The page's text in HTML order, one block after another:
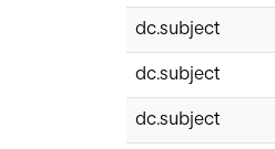
dc.subject
dc.subject
dc.subject